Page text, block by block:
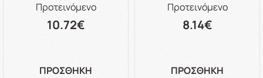
Προτεινόμενο
10.72€
ΠΡΟΣΘΗΚΗ
Προτεινόμενο
8.14€
ΠΡΟΣΘΗΚΗ